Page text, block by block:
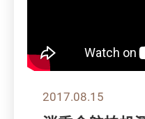
2017.08.15